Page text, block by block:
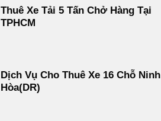
Thuê Xe Tải 5 Tấn Chở Hàng Tại
TPHCM
Dịch Vụ Cho Thuê Xe 16 Chỗ Ninh
Hòa(DR)